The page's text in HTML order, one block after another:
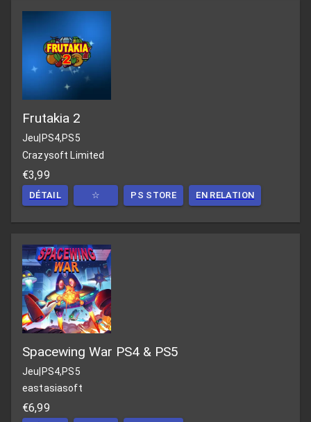
Frutakia 2
Jeu PS4,PS5
Crazysoft Limited
€3,99
DÉTAIL ☆ PS STORE EN RELATION
Spacewing War PS4 & PS5
Jeu|PS4,PS5
eastasiasoft
€6,99